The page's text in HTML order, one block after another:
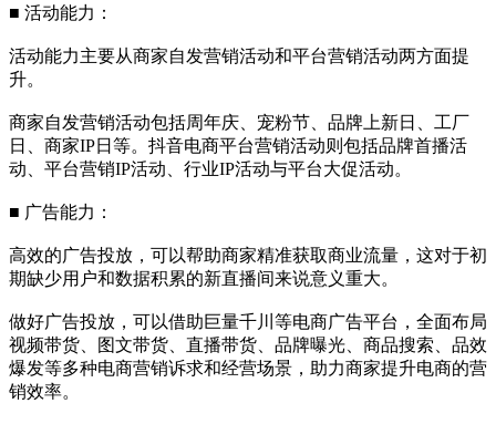
■ 活动能力：
活动能力主要从商家自发营销活动和平台营销活动两方面提
升。
商家自发营销活动包括周年庆、宠粉节、品牌上新日、工厂
日、商家IP日等。抖音电商平台营销活动则包括品牌首播活
动、平台营销IP活动、行业IP活动与平台大促活动。
■ 广告能力：
高效的广告投放，可以帮助商家精准获取商业流量，这对于初
期缺少用户和数据积累的新直播间来说意义重大。
做好广告投放，可以借助巨量千川等电商广告平台，全面布局
视频带货、图文带货、直播带货、品牌曝光、商品搜索、品效
爆发等多种电商营销诉求和经营场景，助力商家提升电商的营
销效率。